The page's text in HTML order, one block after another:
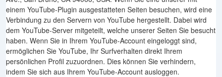
einem YouTube-Plugin ausgestatteten Seiten besuchen, wird eine
Verbindung zu den Servern von YouTube hergestellt. Dabei wird
dem YouTube-Server mitgeteilt, welche unserer Seiten Sie besucht
haben. Wenn Sie in Ihrem YouTube-Account eingeloggt sind,
ermöglichen Sie YouTube, Ihr Surfverhalten direkt Ihrem
persönlichen Profil zuzuordnen. Dies können Sie verhindern,
indem Sie sich aus Ihrem YouTube-Account ausloggen.